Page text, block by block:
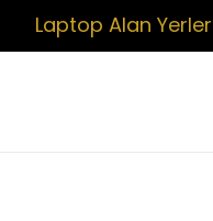
Laptop Alan